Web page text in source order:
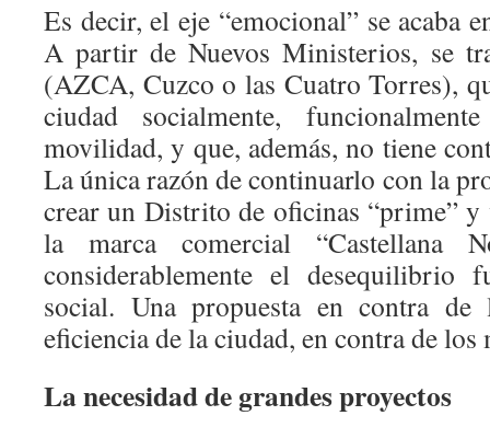
Es decir, el eje “emocional” se acaba
A partir de Nuevos Ministerios, se
(AZCA, Cuzco o las Cuatro Torres),
ciudad socialmente,
movilidad, y que, además, no tiene
La única razón de continuarlo con la
crear un Distrito de oficinas “prime”
la marca comercial “Castellana
considerablemente el desequilibrio
social. Una propuesta en contra
eficiencia de la ciudad, en contra de los
La necesidad de grandes proyectos